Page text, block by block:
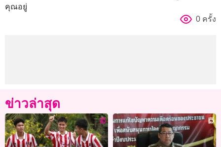
คุณอยู่
0 ครั้ง
ข่าวล่าสุด